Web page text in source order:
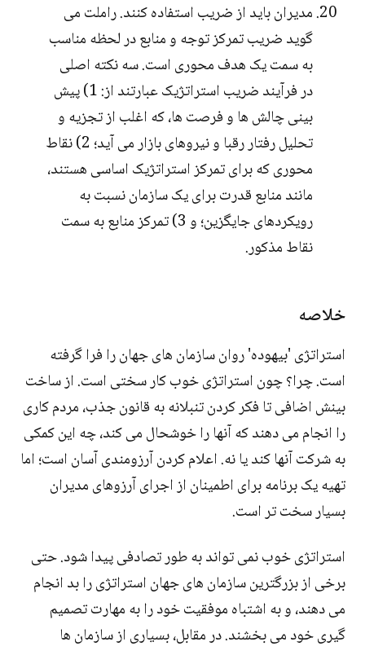
مدیران باید از ضریب استفاده کنند. راملت می
گوید ضریب تمرکز توجه و منابع در لحظه مناسب
به سمت یک هدف محوری است. سه نکته اصلی
در فرآیند ضریب استراتژیک عبارتند از: 1) پیش
بینی چالش ها و فرصت ها، که اغلب از تجزیه و
تحلیل رفتار رقبا و نیروهای بازار می آید؛ 2) نقاط
محوری که برای تمرکز استراتژیک اساسی هستند،
مانند منابع قدرت برای یک سازمان نسبت به
رویکردهای جایگزین؛ و 3) تمرکز منابع به سمت
نقاط مذکور.
خلاصه
استراتژی 'بیهوده' روان سازمان های جهان را فرا گرفته
است. چرا؟ چون استراتژی خوب کار سختی است. از ساخت
بینش اضافی تا فکر کردن تنبلانه به قانون جذب، مردم کاری
را انجام می دهند که آنها را خوشحال می کند، چه این کمکی
به شرکت آنها کند یا نه. اعلام کردن آرزومندی آسان است؛ اما
تهیه یک برنامه برای اطمینان از اجرای آرزوهای مدیران
بسیار سخت تر است.
استراتژی خوب نمی تواند به طور تصادفی پیدا شود. حتی
برخی از بزرگترین سازمان های جهان استراتژی را بد انجام
می دهند، و به اشتباه موفقیت خود را به مهارت تصمیم
گیری خود می بخشند. در مقابل، بسیاری از سازمان ها